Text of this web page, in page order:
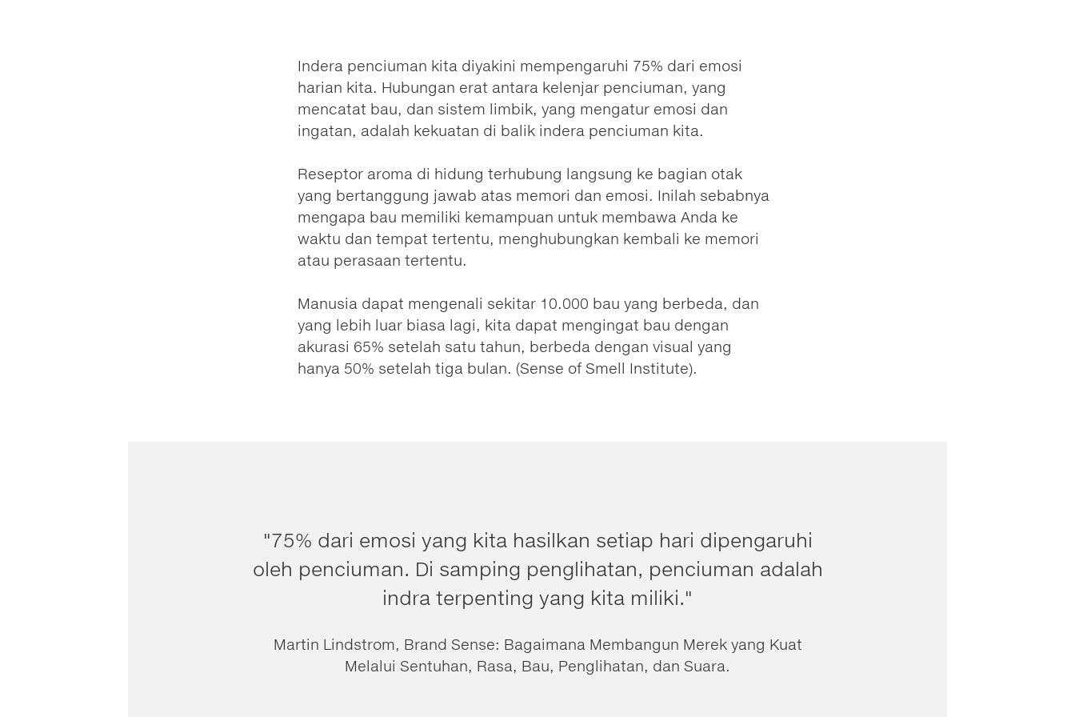
Indera penciuman kita diyakini mempengaruhi 75% dari emosi
harian kita. Hubungan erat antara kelenjar penciuman, yang
mencatat bau, dan sistem limbik, yang mengatur emosi dan
ingatan, adalah kekuatan di balik indera penciuman kita.
Reseptor aroma di hidung terhubung langsung ke bagian otak
yang bertanggung jawab atas memori dan emosi. Inilah sebabnya
mengapa bau memiliki kemampuan untuk membawa Anda ke
waktu dan tempat tertentu, menghubungkan kembali ke memori
atau perasaan tertentu.
Manusia dapat mengenali sekitar 10.000 bau yang berbeda, dan
yang lebih luar biasa lagi, kita dapat mengingat bau dengan
akurasi 65% setelah satu tahun, berbeda dengan visual yang
hanya 50% setelah tiga bulan. (Sense of Smell Institute).
"75% dari emosi yang kita hasilkan setiap hari dipengaruhi
oleh penciuman. Di samping penglihatan, penciuman adalah
indra terpenting yang kita miliki."
Martin Lindstrom, Brand Sense: Bagaimana Membangun Merek yang Kuat
Melalui Sentuhan, Rasa, Bau, Penglihatan, dan Suara.